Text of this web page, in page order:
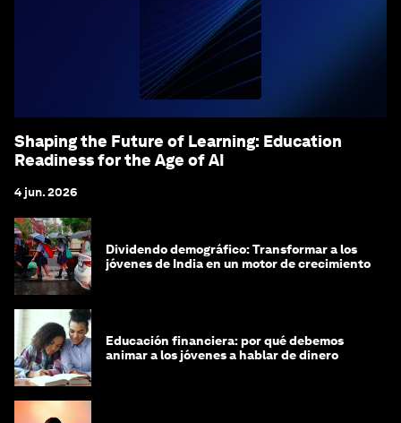
Shaping the Future of Learning: Education
Readiness for the Age of AI
4 jun. 2026
Dividendo demográfico: Transformar a los
jóvenes de India en un motor de crecimiento
Educación financiera: por qué debemos
animar a los jóvenes a hablar de dinero